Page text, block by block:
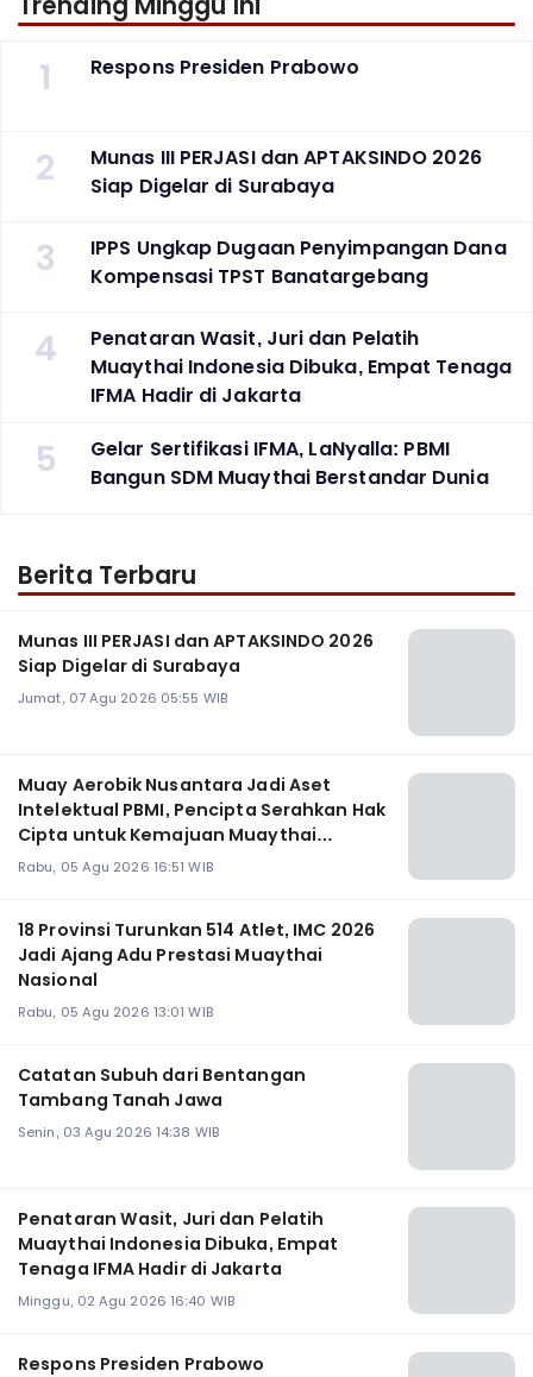
1 Respons Presiden Prabowo
2
Munas III PERJASI dan APTAKSINDO 2026
Siap Digelar di Surabaya
3
IPPS Ungkap Dugaan Penyimpangan Dana
Kompensasi TPST Banatargebang
4
Penataran Wasit, Juri dan Pelatih
Muaythai Indonesia Dibuka, Empat Tenaga
IFMA Hadir di Jakarta
5
Gelar Sertifikasi IFMA, LaNyalla: PBMI
Bangun SDM Muaythai Berstandar Dunia
Berita Terbaru
Munas III PERJASI dan APTAKSINDO 2026
Siap Digelar di Surabaya
Jumat, 07 Agu 2026 05:55 WIB
Muay Aerobik Nusantara Jadi Aset
Intelektual PBMI, Pencipta Serahkan Hak
Cipta untuk Kemajuan Muaythai
Indonesia
Rabu, 05 Agu 2026 16:51 WIB
18 Provinsi Turunkan 514 Atlet, IMC 2026
Jadi Ajang Adu Prestasi Muaythai
Nasional
Rabu, 05 Agu 2026 13:01 WIB
Catatan Subuh dari Bentangan
Tambang Tanah Jawa
Senin, 03 Agu 2026 14:38 WIB
Penataran Wasit, Juri dan Pelatih
Muaythai Indonesia Dibuka, Empat
Tenaga IFMA Hadir di Jakarta
Minggu, 02 Agu 2026 16:40 WIB
Respons Presiden Prabowo